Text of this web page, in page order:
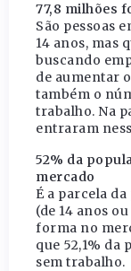
77,8 milhões
São pessoas
14 anos, mas
buscando
de aumentar
também o
trabalho. Na
entraram
52% da
mercado
É a parcela
(de 14 anos
forma no
que 52,1% da
sem trabalho.